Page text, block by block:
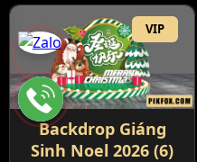
VIP
Backdrop Giáng
Sinh Noel 2026 (6)